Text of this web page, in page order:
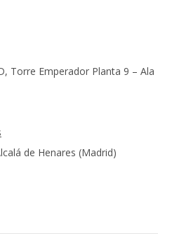
Torre Emperador Planta 9 – Ala
de Henares (Madrid)